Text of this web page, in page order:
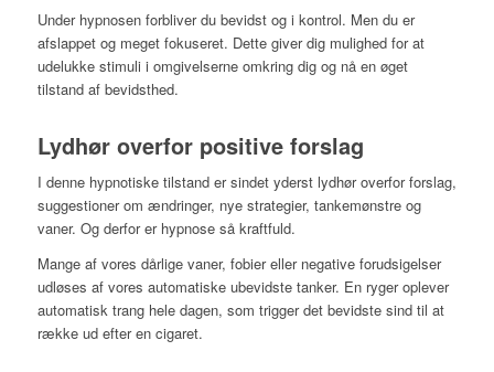
Under hypnosen forbliver du bevidst og i kontrol. Men du er
afslappet og meget fokuseret. Dette giver dig mulighed for at
udelukke stimuli i omgivelserne omkring dig og nå en øget
tilstand af bevidsthed.
Lydhør overfor positive forslag
I denne hypnotiske tilstand er sindet yderst lydhør overfor forslag,
suggestioner om ændringer, nye strategier, tankemønstre og
vaner. Og derfor er hypnose så kraftfuld.
Mange af vores dårlige vaner, fobier eller negative forudsigelser
udløses af vores automatiske ubevidste tanker. En ryger oplever
automatisk trang hele dagen, som trigger det bevidste sind til at
række ud efter en cigaret.